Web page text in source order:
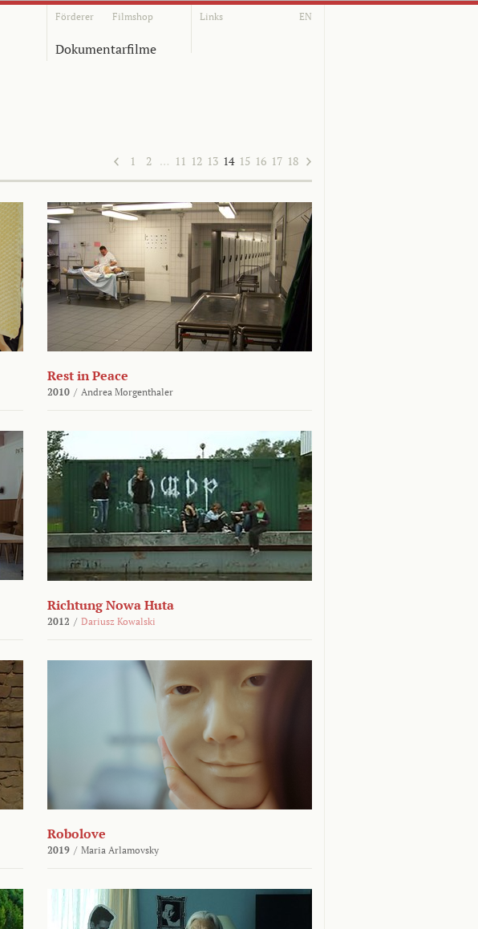
Förderer Filmshop Links EN
Dokumentarfilme
1 2 … 11 12 13 14 15 16 17 18
Rest in Peace
2010 / Andrea Morgenthaler
Richtung Nowa Huta
2012 / Dariusz Kowalski
Robolove
2019 / Maria Arlamovsky